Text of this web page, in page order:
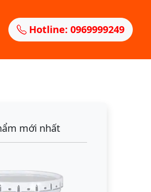
Hotline: 0969999249
mới nhất